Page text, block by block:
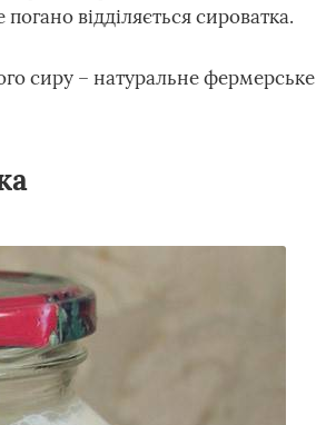
відділяється сироватка.
сиру – натуральне фермерське